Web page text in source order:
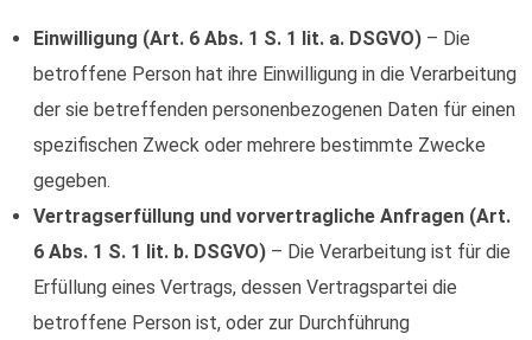
Einwilligung (Art. 6 Abs. 1 S. 1 lit. a. DSGVO)– Die
betroffene Person hat ihre Einwilligung in die Verarbeitung
der sie betreffenden personenbezogenen Daten für einen
spezifischen Zweck oder mehrere bestimmte Zwecke
gegeben.
Vertragserfüllung und vorvertragliche Anfragen (Art.
6 Abs. 1 S. 1 lit. b. DSGVO)– Die Verarbeitung ist für die
Erfüllung eines Vertrags, dessen Vertragspartei die
betroffene Person ist, oder zur Durchführung